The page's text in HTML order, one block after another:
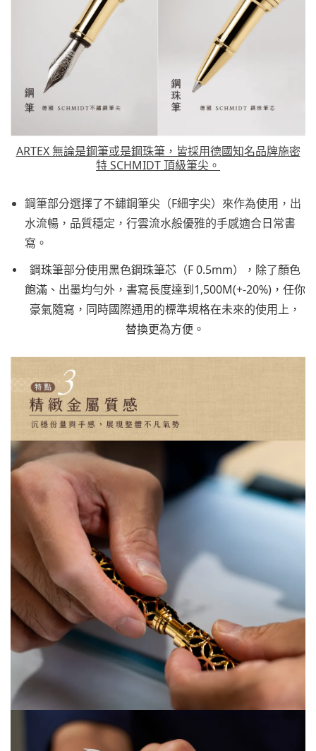
ARTEX 無論是鋼筆或是鋼珠筆，皆採用德國知名品牌施密
特 SCHMIDT 頂級筆尖。
鋼筆部分選擇了不鏽鋼筆尖（F細字尖）來作為使用，出
水流暢，品質穩定，行雲流水般優雅的手感適合日常書
寫。
鋼珠筆部分使用黑色鋼珠筆芯（F 0.5mm），除了顏色
飽滿、出墨均勻外，書寫長度達到1,500M(+-20%)，任你
豪氣隨寫，同時國際通用的標準規格在未來的使用上，
替換更為方便。